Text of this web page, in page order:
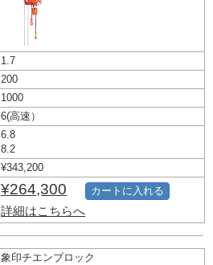
1.7
200
1000
6(高速）
6.8
8.2
¥343,200
¥264,300
詳細はこちらへ
カートに入れる
象印チエンブロック